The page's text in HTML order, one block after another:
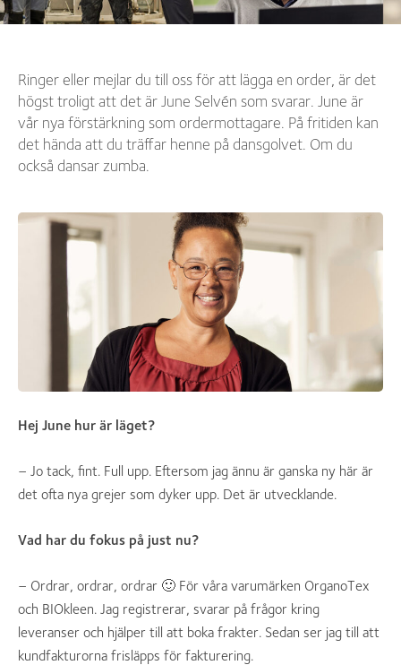
Ringer eller mejlar du till oss för att lägga en order, är det
högst troligt att det är June Selvén som svarar. June är
vår nya förstärkning som ordermottagare. På fritiden kan
det hända att du träffar henne på dansgolvet. Om du
också dansar zumba.
Hej June hur är läget?
– Jo tack, fint. Full upp. Eftersom jag ännu är ganska ny här är
det ofta nya grejer som dyker upp. Det är utvecklande.
Vad har du fokus på just nu?
– Ordrar, ordrar, ordrar 🙂 För våra varumärken OrganoTex
och BIOkleen. Jag registrerar, svarar på frågor kring
leveranser och hjälper till att boka frakter. Sedan ser jag till att
kundfakturorna frisläpps för fakturering.